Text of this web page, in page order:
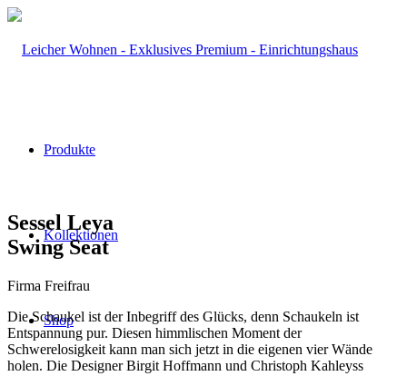
Produkte
Kollektionen
Shop
Sessel Leya
Swing Seat
Firma Freifrau
Die Schaukel ist der Inbegriff des Glücks, denn Schaukeln ist
Entspannung pur. Diesen himmlischen Moment der
Schwerelosigkeit kann man sich jetzt in die eigenen vier Wände
holen. Die Designer Birgit Hoffmann und Christoph Kahleyss